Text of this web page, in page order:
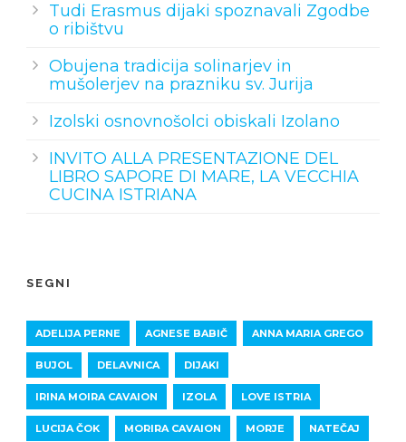
Tudi Erasmus dijaki spoznavali Zgodbe
o ribištvu
Obujena tradicija solinarjev in
mušolerjev na prazniku sv. Jurija
Izolski osnovnošolci obiskali Izolano
INVITO ALLA PRESENTAZIONE DEL
LIBRO SAPORE DI MARE, LA VECCHIA
CUCINA ISTRIANA
SEGNI
ADELIJA PERNE AGNESE BABIČ ANNA MARIA GREGO
BUJOL DELAVNICA DIJAKI
IRINA MOIRA CAVAION IZOLA LOVE ISTRIA
LUCIJA ČOK MORIRA CAVAION MORJE NATEČAJ